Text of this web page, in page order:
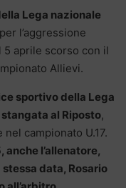
Lega nazionale
per l’aggressione
5 aprile scorso con il
Allievi.
sportivo della Lega
al Riposto,
nel campionato U.17.
l’allenatore,
data, Rosario